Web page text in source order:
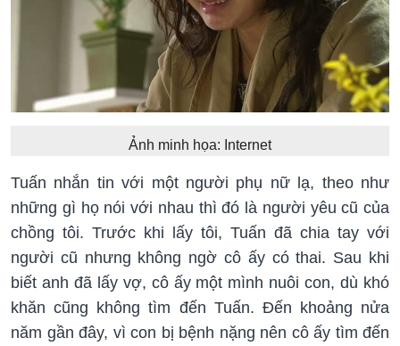
Ảnh minh họa: Internet
Tuấn nhắn tin với một người phụ nữ lạ, theo như
những gì họ nói với nhau thì đó là người yêu cũ của
chồng tôi. Trước khi lấy tôi, Tuấn đã chia tay với
người cũ nhưng không ngờ cô ấy có thai. Sau khi
biết anh đã lấy vợ, cô ấy một mình nuôi con, dù khó
khăn cũng không tìm đến Tuấn. Đến khoảng nửa
năm gần đây, vì con bị bệnh nặng nên cô ấy tìm đến